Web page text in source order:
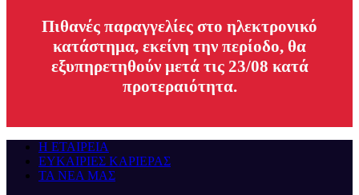
Πιθανές παραγγελίες στο ηλεκτρονικό
κατάστημα, εκείνη την περίοδο, θα
εξυπηρετηθούν μετά τις 23/08 κατά
προτεραιότητα.
Η ΕΤΑΙΡΕΙΑ
ΕΥΚΑΙΡΙΕΣ ΚΑΡΙΕΡΑΣ
ΤΑ ΝΕΑ ΜΑΣ